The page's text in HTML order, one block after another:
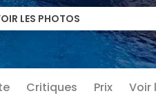
LES PHOTOS
Critiques Prix Voir